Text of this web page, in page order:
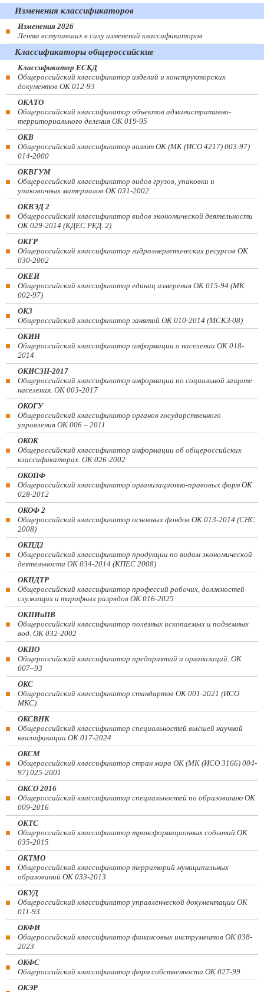
Изменения классификаторов
Изменения 2026
Лента вступивших в силу изменений классификаторов
Классификаторы общероссийские
Классификатор ЕСКД
Общероссийский классификатор изделий и конструкторских
документов ОК 012-93
ОКАТО
Общероссийский классификатор объектов административно-
территориального деления ОК 019-95
ОКВ
Общероссийский классификатор валют ОК (МК (ИСО 4217) 003-97)
014-2000
ОКВГУМ
Общероссийский классификатор видов грузов, упаковки и
упаковочных материалов ОК 031-2002
ОКВЭД 2
Общероссийский классификатор видов экономической деятельности
ОК 029-2014 (КДЕС РЕД. 2)
ОКГР
Общероссийский классификатор гидроэнергетических ресурсов ОК
030-2002
ОКЕИ
Общероссийский классификатор единиц измерения ОК 015-94 (МК
002-97)
ОКЗ
Общероссийский классификатор занятий ОК 010-2014 (МСКЗ-08)
ОКИН
Общероссийский классификатор информации о населении ОК 018-
2014
ОКИСЗН-2017
Общероссийский классификатор информации по социальной защите
населения. ОК 003-2017
ОКОГУ
Общероссийский классификатор органов государственного
управления ОК 006 – 2011
ОКОК
Общероссийский классификатор информации об общероссийских
классификаторах. ОК 026-2002
ОКОПФ
Общероссийский классификатор организационно-правовых форм ОК
028-2012
ОКОФ 2
Общероссийский классификатор основных фондов ОК 013-2014 (СНС
2008)
ОКПД2
Общероссийский классификатор продукции по видам экономической
деятельности ОК 034-2014 (КПЕС 2008)
ОКПДТР
Общероссийский классификатор профессий рабочих, должностей
служащих и тарифных разрядов ОК 016-2025
ОКПИиПВ
Общероссийский классификатор полезных ископаемых и подземных
вод. ОК 032-2002
ОКПО
Общероссийский классификатор предприятий и организаций. ОК
007–93
ОКС
Общероссийский классификатор стандартов ОК 001-2021 (ИСО
МКС)
ОКСВНК
Общероссийский классификатор специальностей высшей научной
квалификации ОК 017-2024
ОКСМ
Общероссийский классификатор стран мира ОК (МК (ИСО 3166) 004-
97) 025-2001
ОКСО 2016
Общероссийский классификатор специальностей по образованию ОК
009-2016
ОКТС
Общероссийский классификатор трансформационных событий ОК
035-2015
ОКТМО
Общероссийский классификатор территорий муниципальных
образований ОК 033-2013
ОКУД
Общероссийский классификатор управленческой документации ОК
011-93
ОКФИ
Общероссийский классификатор финансовых инструментов OK 038-
2023
ОКФС
Общероссийский классификатор форм собственности ОК 027-99
ОКЭР